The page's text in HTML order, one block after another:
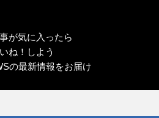
が気に入ったら
ね！しよう
の最新情報をお届け